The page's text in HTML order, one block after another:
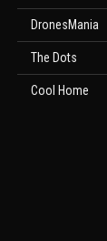
DronesMania
The Dots
Cool Home